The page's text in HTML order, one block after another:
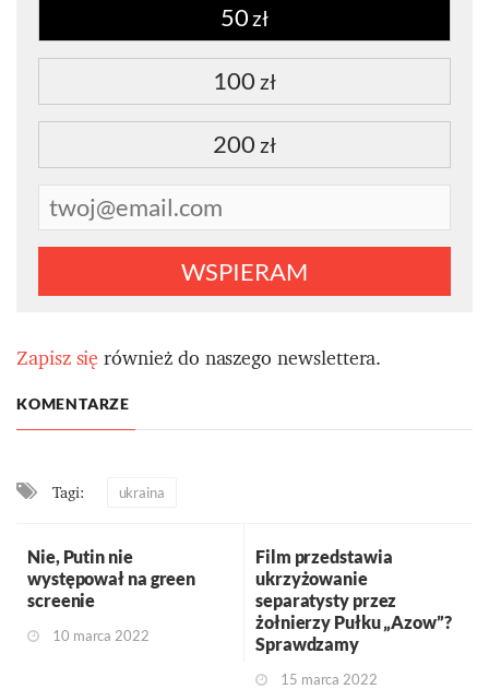
50 zł
100 zł
200 zł
WSPIERAM
Zapisz sięrównież do naszego newslettera.
KOMENTARZE
Tagi: ukraina
Nie, Putin nie
występował na green
screenie
10 marca 2022
Film przedstawia
ukrzyżowanie
separatysty przez
żołnierzy Pułku „Azow”?
Sprawdzamy
15 marca 2022